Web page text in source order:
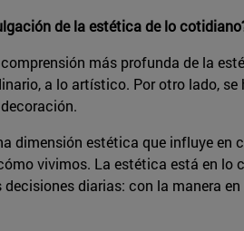
de la estética de lo
más profunda de la
a lo artístico. Por otro lado,
dimensión estética que influye en
vivimos. La estética está en lo
diarias: con la manera